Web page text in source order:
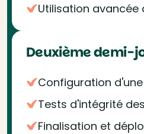
Utilisation
Deuxième demi-
Configuration
Tests d'intégrité
Finalisation et